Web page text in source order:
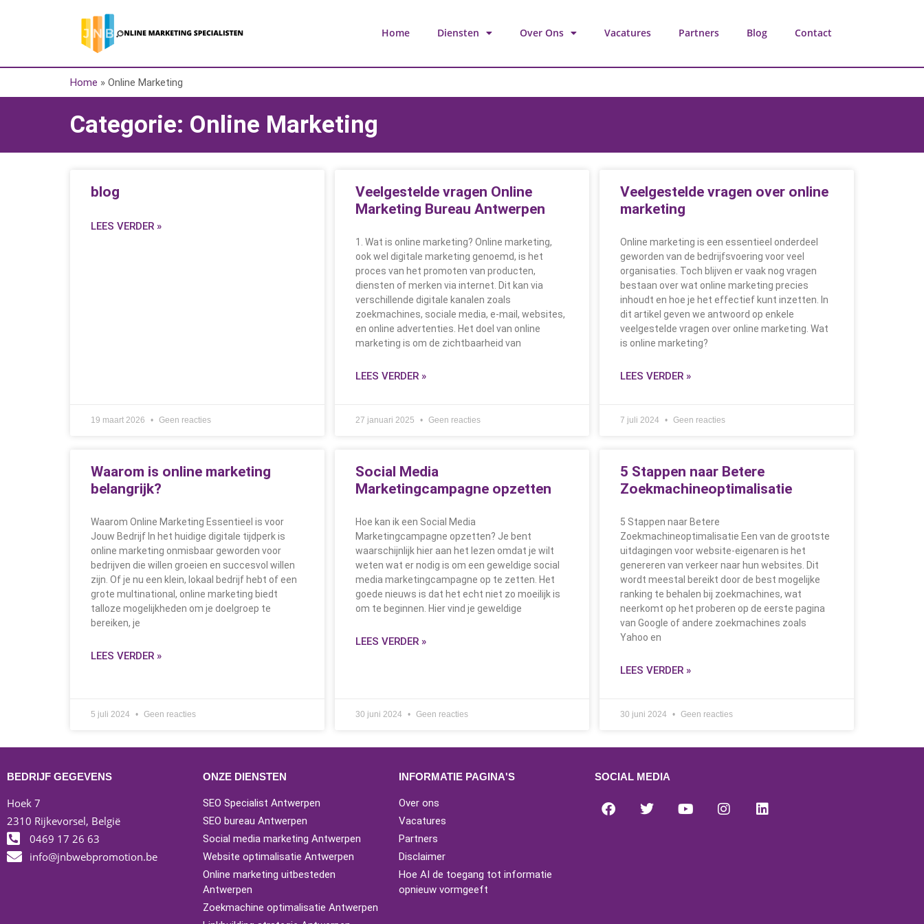
Home Diensten Over Ons Vacatures Partners Blog Contact
Home » Online Marketing
Categorie: Online Marketing
blog
LEES VERDER »
19 maart 2026 Geen reacties
Veelgestelde vragen Online
Marketing Bureau Antwerpen
1. Wat is online marketing? Online marketing,
ook wel digitale marketing genoemd, is het
proces van het promoten van producten,
diensten of merken via internet. Dit kan via
verschillende digitale kanalen zoals
zoekmachines, sociale media, e-mail, websites,
en online advertenties. Het doel van online
marketing is om de zichtbaarheid van
LEES VERDER »
27 januari 2025 Geen reacties
Veelgestelde vragen over online
marketing
Online marketing is een essentieel onderdeel
geworden van de bedrijfsvoering voor veel
organisaties. Toch blijven er vaak nog vragen
bestaan over wat online marketing precies
inhoudt en hoe je het effectief kunt inzetten. In
dit artikel geven we antwoord op enkele
veelgestelde vragen over online marketing. Wat
is online marketing?
LEES VERDER »
7 juli 2024 Geen reacties
Waarom is online marketing
belangrijk?
Waarom Online Marketing Essentieel is voor
Jouw Bedrijf In het huidige digitale tijdperk is
online marketing onmisbaar geworden voor
bedrijven die willen groeien en succesvol willen
zijn. Of je nu een klein, lokaal bedrijf hebt of een
grote multinational, online marketing biedt
talloze mogelijkheden om je doelgroep te
bereiken, je
LEES VERDER »
5 juli 2024 Geen reacties
Social Media
Marketingcampagne opzetten
Hoe kan ik een Social Media
Marketingcampagne opzetten? Je bent
waarschijnlijk hier aan het lezen omdat je wilt
weten wat er nodig is om een geweldige social
media marketingcampagne op te zetten. Het
goede nieuws is dat het echt niet zo moeilijk is
om te beginnen. Hier vind je geweldige
LEES VERDER »
30 juni 2024 Geen reacties
5 Stappen naar Betere
Zoekmachineoptimalisatie
5 Stappen naar Betere
Zoekmachineoptimalisatie Een van de grootste
uitdagingen voor website-eigenaren is het
genereren van verkeer naar hun websites. Dit
wordt meestal bereikt door de best mogelijke
ranking te behalen bij zoekmachines, wat
neerkomt op het proberen op de eerste pagina
van Google of andere zoekmachines zoals
Yahoo en
LEES VERDER »
30 juni 2024 Geen reacties
BEDRIJF GEGEVENS
Hoek 7
2310 Rijkevorsel, België
0469 17 26 63
info@jnbwebpromotion.be
ONZE DIENSTEN
SEO Specialist Antwerpen
SEO bureau Antwerpen
Social media marketing Antwerpen
Website optimalisatie Antwerpen
Online marketing uitbesteden
Antwerpen
Zoekmachine optimalisatie Antwerpen
INFORMATIE PAGINA'S
Over ons
Vacatures
Partners
Disclaimer
Hoe AI de toegang tot informatie
opnieuw vormgeeft
SOCIAL MEDIA